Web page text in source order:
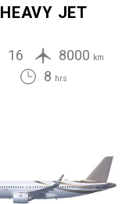
HEAVY JET
16 8000 km
8 hrs